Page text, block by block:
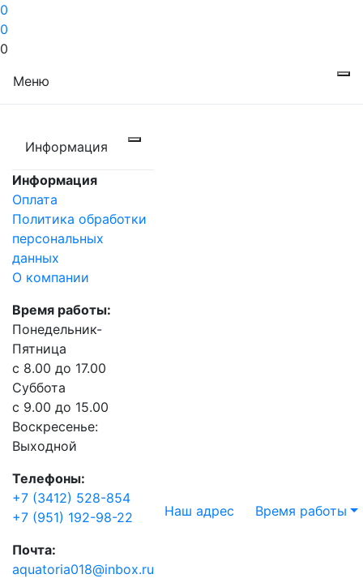
0
0
0
Меню
Информация
Информация
Оплата
Политика обработки
персональных
данных
О компании
Время работы:
Понедельник-
Пятница
с 8.00 до 17.00
Суббота
с 9.00 до 15.00
Воскресенье:
Выходной
Телефоны:
+7 (3412) 528-854
+7 (951) 192-98-22
Почта:
aquatoria018@inbox.ru
Наш адрес Время работы